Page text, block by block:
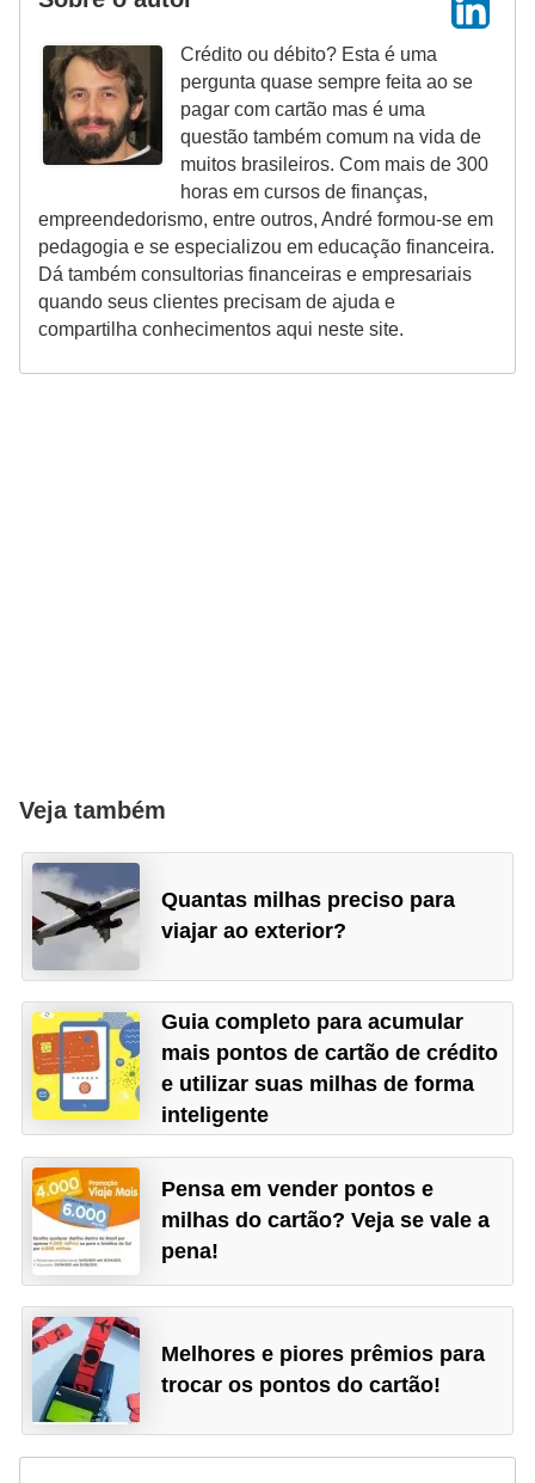
Crédito ou débito? Esta é uma
pergunta quase sempre feita ao se
pagar com cartão mas é uma
questão também comum na vida de
muitos brasileiros. Com mais de 300
horas em cursos de finanças,
empreendedorismo, entre outros, André formou-se em
pedagogia e se especializou em educação financeira.
Dá também consultorias financeiras e empresariais
quando seus clientes precisam de ajuda e
compartilha conhecimentos aqui neste site.
Veja também
Quantas milhas preciso para
viajar ao exterior?
Guia completo para acumular
mais pontos de cartão de crédito
e utilizar suas milhas de forma
inteligente
Pensa em vender pontos e
milhas do cartão? Veja se vale a
pena!
Melhores e piores prêmios para
trocar os pontos do cartão!
m
a
s
e
p
a
g
o
e
r
e
n
d
a
N
e
g
o
c
i
a
ç
ã
o